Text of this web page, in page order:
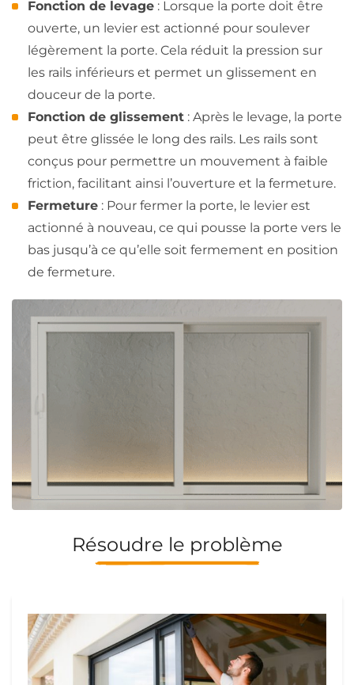
Fonction de levage : Lorsque la porte doit être
ouverte, un levier est actionné pour soulever
légèrement la porte. Cela réduit la pression sur
les rails inférieurs et permet un glissement en
douceur de la porte.
Fonction de glissement : Après le levage, la porte
peut être glissée le long des rails. Les rails sont
conçus pour permettre un mouvement à faible
friction, facilitant ainsi l’ouverture et la fermeture.
Fermeture : Pour fermer la porte, le levier est
actionné à nouveau, ce qui pousse la porte vers le
bas jusqu’à ce qu’elle soit fermement en position
de fermeture.
Résoudre le problème